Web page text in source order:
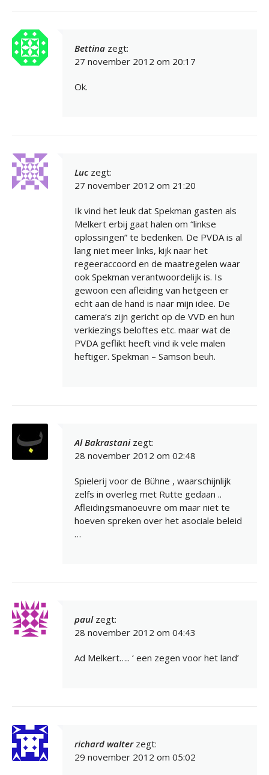
Bettina zegt:
27 november 2012 om 20:17
Ok.
Luc zegt:
27 november 2012 om 21:20
Ik vind het leuk dat Spekman gasten als
Melkert erbij gaat halen om “linkse
oplossingen” te bedenken. De PVDA is al
lang niet meer links, kijk naar het
regeeraccoord en de maatregelen waar
ook Spekman verantwoordelijk is. Is
gewoon een afleiding van hetgeen er
echt aan de hand is naar mijn idee. De
camera’s zijn gericht op de VVD en hun
verkiezings beloftes etc. maar wat de
PVDA geflikt heeft vind ik vele malen
heftiger. Spekman – Samson beuh.
Al Bakrastani zegt:
28 november 2012 om 02:48
Spielerij voor de Bühne , waarschijnlijk
zelfs in overleg met Rutte gedaan ..
Afleidingsmanoeuvre om maar niet te
hoeven spreken over het asociale beleid
…
paul zegt:
28 november 2012 om 04:43
Ad Melkert….. ‘ een zegen voor het land’
richard walter zegt:
29 november 2012 om 05:02